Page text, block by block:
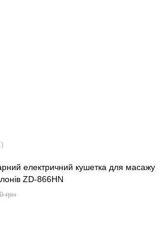
електричний кушетка для масажу
ZD-866HN
грн